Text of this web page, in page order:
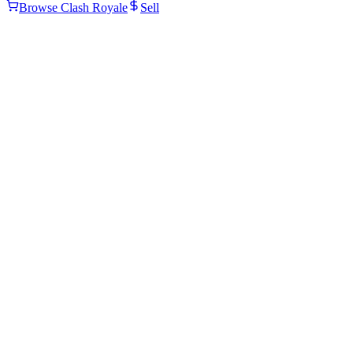
Browse Clash Royale Sell